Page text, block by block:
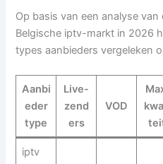
Op basis van een analyse van
Belgische iptv-markt in 2026
types aanbieders vergeleken
Aanbi
eder
type
Live-
zend
ers
VOD
iptv